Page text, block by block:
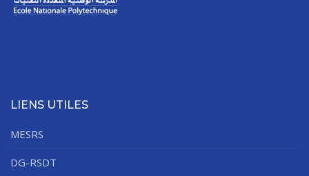
LIENS UTILES
MESRS
DG-RSDT